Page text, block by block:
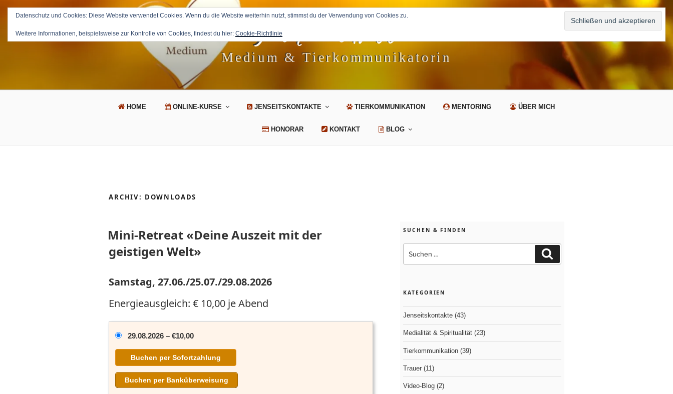
Inhalt
Petra Avila
Medium & Tierkommunikatorin
HOME ONLINE-KURSE JENSEITSKONTAKTE TIERKOMMUNIKATION MENTORING ÜBER MICH
HONORAR KONTAKT BLOG
ARCHIV: DOWNLOADS
Mini-Retreat «Deine Auszeit mit der
geistigen Welt»
Samstag, 27.06./25.07./29.08.2026
Energieausgleich: € 10,00 je Abend
29.08.2026– €10,00
Buchen per Sofortzahlung
Buchen per Banküberweisung
SUCHEN & FINDEN
nach:
KATEGORIEN
Jenseitskontakte (43)
Medialität & Spiritualität (23)
Tierkommunikation (39)
Trauer (11)
Video-Blog (2)
Datenschutz und Cookies: Diese Website verwendet Cookies. Wenn du die Website weiterhin nutzt, stimmst du der Verwendung von Cookies zu.
Weitere Informationen, beispielsweise zur Kontrolle von Cookies, findest du hier: Cookie-Richtlinie